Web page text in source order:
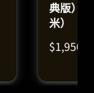
典版）
米）
$1,950